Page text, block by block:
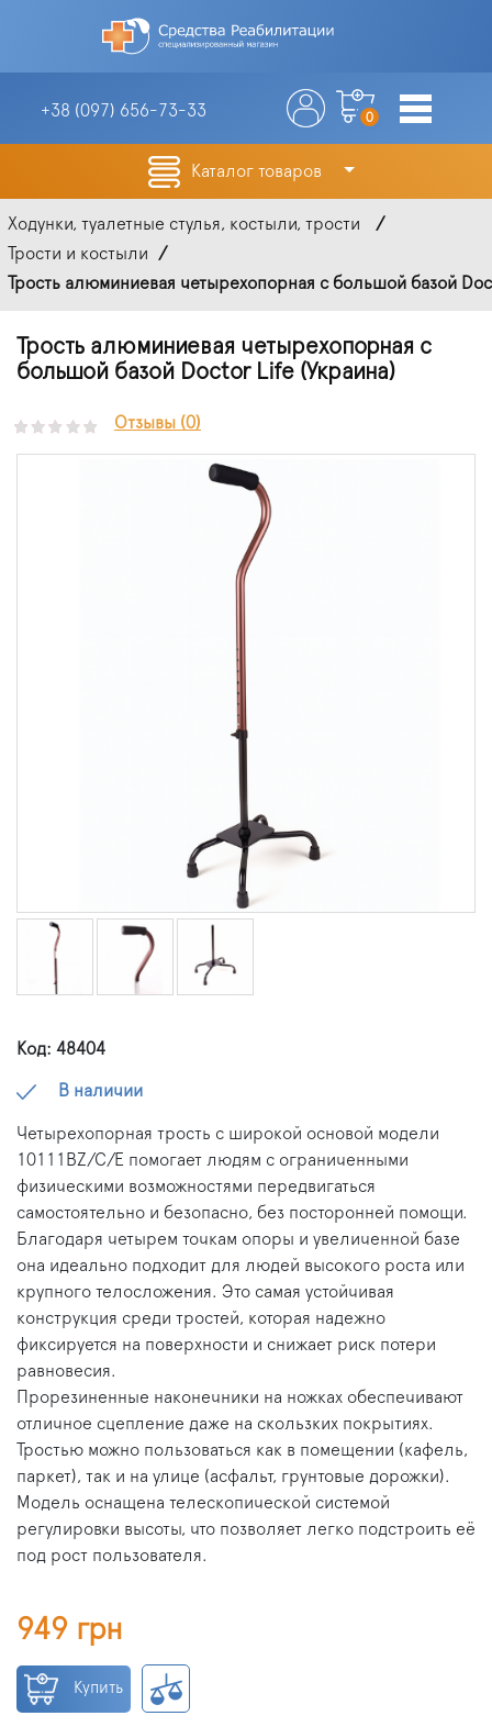
+38 (097) 656-73-33 0
Каталог товаров
Ходунки, туалетные стулья, костыли, трости
Трости и костыли
Трость алюминиевая четырехопорная с большой базой
Трость алюминиевая четырехопорная с
большой базой Doctor Life (Украина)
Отзывы (0)
Код: 48404
В наличии
Четырехопорная трость с широкой основой модели
10111BZ/C/E помогает людям с ограниченными
физическими возможностями передвигаться
самостоятельно и безопасно, без посторонней помощи.
Благодаря четырем точкам опоры и увеличенной базе
она идеально подходит для людей высокого роста или
крупного телосложения. Это самая устойчивая
конструкция среди тростей, которая надежно
фиксируется на поверхности и снижает риск потери
равновесия.
Прорезиненные наконечники на ножках обеспечивают
отличное сцепление даже на скользких покрытиях.
Тростью можно пользоваться как в помещении (кафель,
паркет), так и на улице (асфальт, грунтовые дорожки).
Модель оснащена телескопической системой
регулировки высоты, что позволяет легко подстроить её
под рост пользователя.
949 грн
Купить